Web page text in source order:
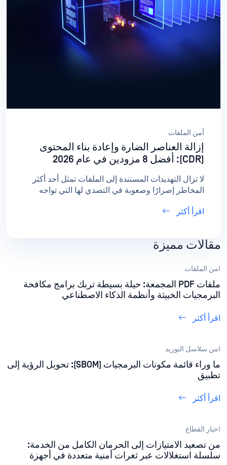
أمن الملفات
إزالة العناصر الضارة وإعادة بناء المحتوى
(CDR): أفضل 8 مزودين في عام 2026
لا تزال التهديدات المستندة إلى الملفات تمثل أحد أكثر
المخاطر إصرارًا وصعوبة في التصدي لها التي تواجه
المستندات وصولاً إلى تهديدات مستمرة متقدمة في
وإعادة بنائه" (CDR) طبقة دفاعية بالغة الأهمية.
اقرأ أكثر
مقالات مميزة
أمن الملفات
ملفات PDF المجمعة: حيلة بسيطة تربك برامج مكافحة
البرمجيات الخبيثة وأنظمة الذكاء الاصطناعي
اقرأ أكثر
أمن سلاسل التوريد
ما وراء قائمة مكونات البرمجيات (SBOM): تحويل الرؤية إلى
تطبيق
اقرأ أكثر
أخبار القطاع
من تصعيد الامتيازات إلى الحرمان الكامل من الخدمة:
سلسلة استغلالات عبر ثغرات أمنية متعددة في أجهزة